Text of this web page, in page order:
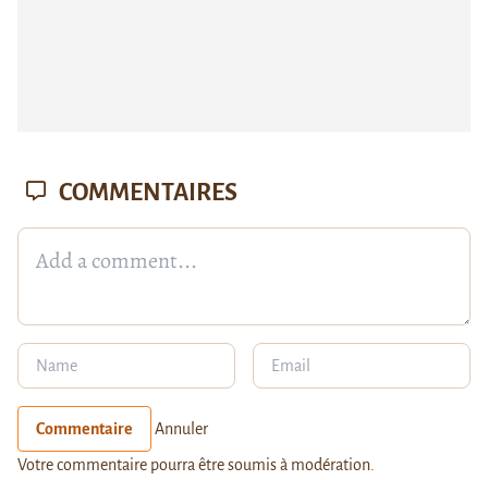
COMMENTAIRES
Commentaire Annuler
Votre commentaire pourra être soumis à modération.